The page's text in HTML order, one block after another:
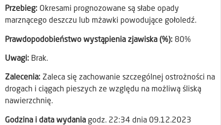
Przebieg: Okresami prognozowane są słabe opady
marznącego deszczu lub mżawki powodujące gołoledź.
Prawdopodobieństwo wystąpienia zjawiska (%): 80%
Uwagi: Brak.
Zalecenia: Zaleca się zachowanie szczególnej ostrożności na
drogach i ciągach pieszych ze względu na możliwą śliską
nawierzchnię.
Godzina i data wydania godz. 22:34 dnia 09.12.2023